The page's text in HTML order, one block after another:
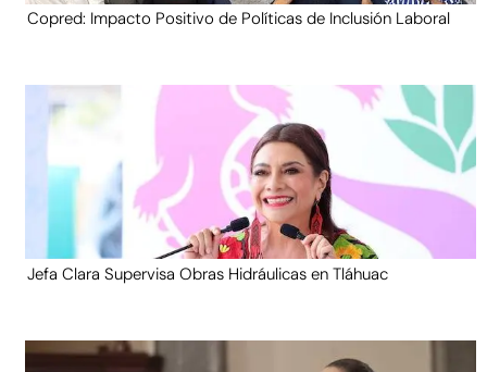
Copred: Impacto Positivo de Políticas de Inclusión Laboral
Jefa Clara Supervisa Obras Hidráulicas en Tláhuac